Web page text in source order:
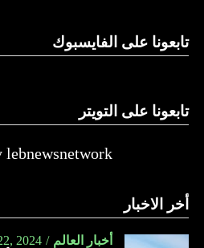
تابعونا على الفايسبوك
تابعونا على التويتر
lebnewsnetwork
أخر الاخبار
أخبار العالم 2024